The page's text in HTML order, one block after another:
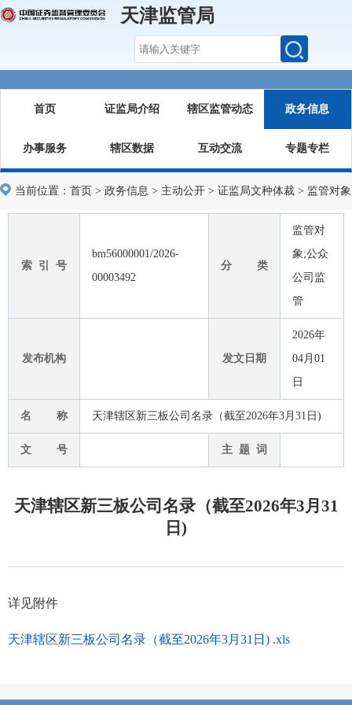
天津监管局
首页 证监局介绍 辖区监管动态 政务信息
办事服务 辖区数据 互动交流 专题专栏
当前位置： 首页 > 政务信息 > 主动公开 > 证监局文种体裁 > 监管对象
索 引 号
bm56000001/2026-
00003492
分 类
监管对
象;公众
公司监
管
发布机构 发文日期
2026年
04月01
日
名 称 天津辖区新三板公司名录（截至2026年3月31日)
文 号 主 题 词
天津辖区新三板公司名录（截至2026年3月31
日)
详见附件
天津辖区新三板公司名录（截至2026年3月31日) .xls